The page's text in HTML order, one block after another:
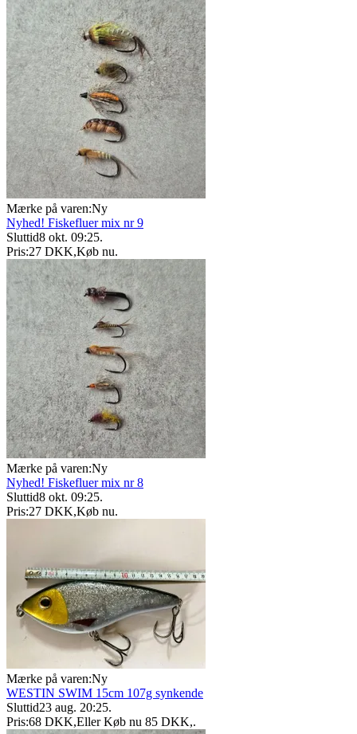
Mærke på varen:Ny
Nyhed! Fiskefluer mix nr 9
Sluttid8 okt. 09:25.
Pris:27 DKK,Køb nu.
Mærke på varen:Ny
Nyhed! Fiskefluer mix nr 8
Sluttid8 okt. 09:25.
Pris:27 DKK,Køb nu.
Mærke på varen:Ny
WESTIN SWIM 15cm 107g synkende
Sluttid23 aug. 20:25.
Pris:68 DKK,Eller Køb nu 85 DKK,.